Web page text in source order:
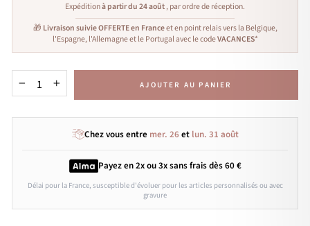
Expéditionà partir du 24 août, par ordre de réception.
🎁 Livraison suivie OFFERTE en Franceet en point relais vers la Belgique,
l'Espagne, l'Allemagne et le Portugal avec le codeVACANCES*
+ AJOUTER AU PANIER
Chez vous entre mer. 26et lun. 31 août
Payez en 2x ou 3xsans fraisdès 60 €
Délai pour la France, susceptible d'évoluer pour les articles personnalisés ou avec
gravure